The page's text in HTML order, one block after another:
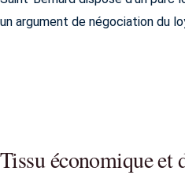
un argument de négociation du
Tissu économique et